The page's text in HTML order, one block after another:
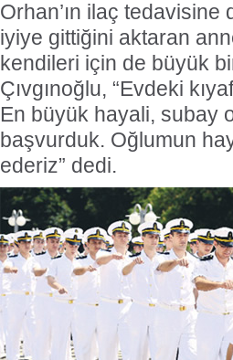
Orhan’ın ilaç
iyiye gittiğini aktaran
kendileri için de büyük
Çıvgınoğlu, “Evdeki
En büyük hayali, subay
başvurduk. Oğlumun
ederiz” dedi.